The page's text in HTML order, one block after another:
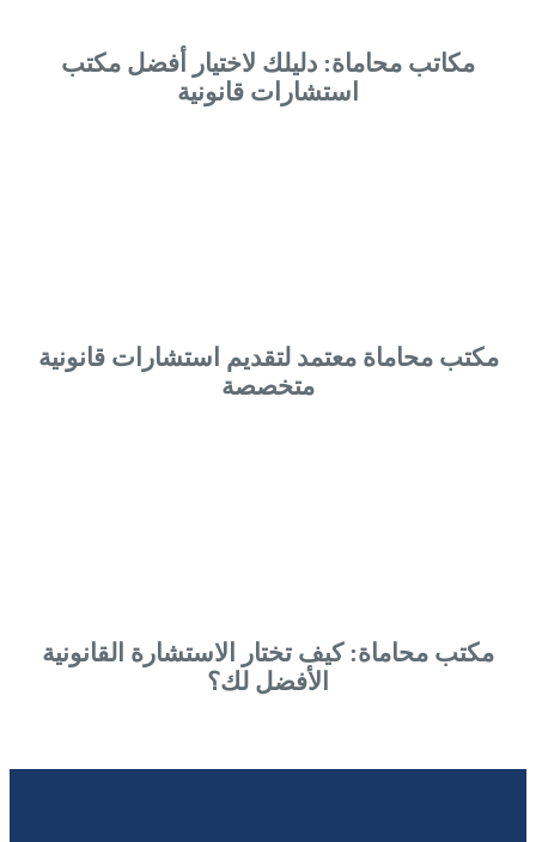
مكاتب محاماة: دليلك لاختيار أفضل مكتب
استشارات قانونية
مكتب محاماة معتمد لتقديم استشارات قانونية
متخصصة
مكتب محاماة: كيف تختار الاستشارة القانونية
الأفضل لك؟